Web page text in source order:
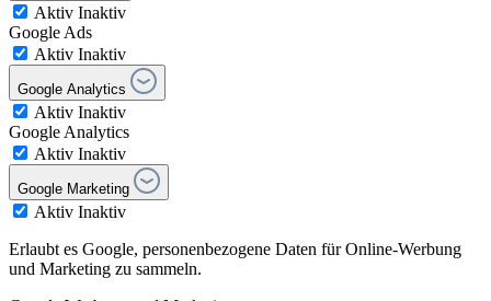
Aktiv Inaktiv
Google Ads
Aktiv Inaktiv
Google Analytics
Aktiv Inaktiv
Google Analytics
Aktiv Inaktiv
Google Marketing
Aktiv Inaktiv
Erlaubt es Google, personenbezogene Daten für Online-Werbung
und Marketing zu sammeln.